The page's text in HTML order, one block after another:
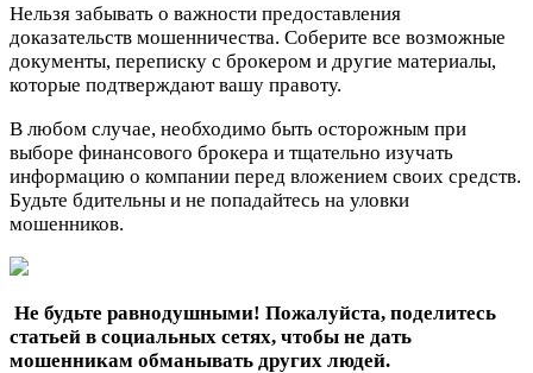
Нельзя забывать о важности предоставления
доказательств мошенничества. Соберите все возможные
документы, переписку с брокером и другие материалы,
которые подтверждают вашу правоту.
В любом случае, необходимо быть осторожным при
выборе финансового брокера и тщательно изучать
информацию о компании перед вложением своих средств.
Будьте бдительны и не попадайтесь на уловки
мошенников.
Не будьте равнодушными! Пожалуйста, поделитесь
статьей в социальных сетях, чтобы не дать
мошенникам обманывать других людей.